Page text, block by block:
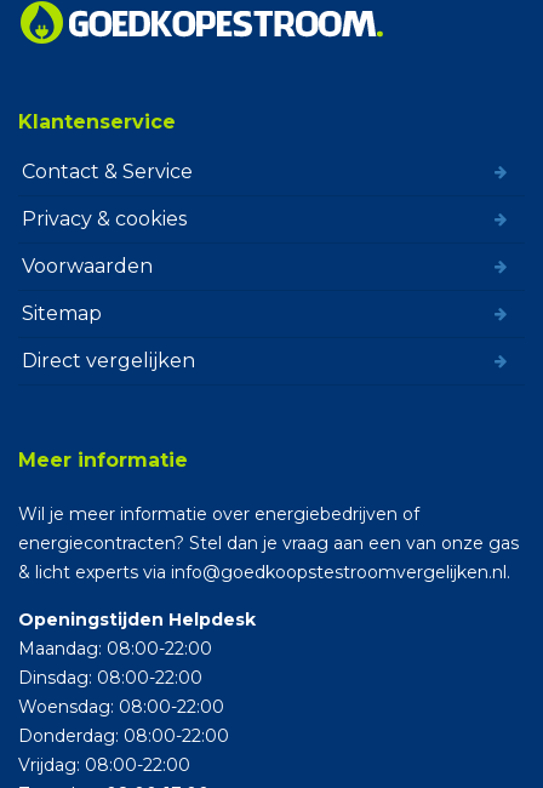
Klantenservice
Contact & Service
Privacy & cookies
Voorwaarden
Sitemap
Direct vergelijken
Meer informatie
Wil je meer informatie over energiebedrijven of
energiecontracten? Stel dan je vraag aan een van onze gas
& licht experts via info@goedkoopstestroomvergelijken.nl.
Openingstijden Helpdesk
Maandag: 08:00-22:00
Dinsdag: 08:00-22:00
Woensdag: 08:00-22:00
Donderdag: 08:00-22:00
Vrijdag: 08:00-22:00